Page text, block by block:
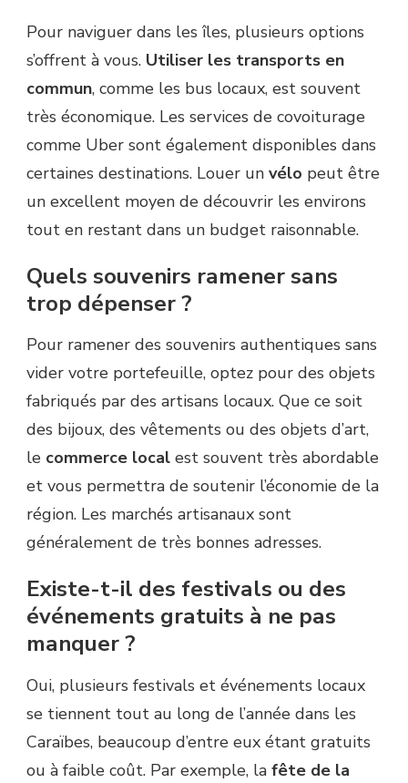
Pour naviguer dans les îles, plusieurs options
s’offrent à vous. Utiliser les transports en
commun, comme les bus locaux, est souvent
très économique. Les services de covoiturage
comme Uber sont également disponibles dans
certaines destinations. Louer un vélo peut être
un excellent moyen de découvrir les environs
tout en restant dans un budget raisonnable.
Quels souvenirs ramener sans
trop dépenser ?
Pour ramener des souvenirs authentiques sans
vider votre portefeuille, optez pour des objets
fabriqués par des artisans locaux. Que ce soit
des bijoux, des vêtements ou des objets d’art,
le commerce local est souvent très abordable
et vous permettra de soutenir l’économie de la
région. Les marchés artisanaux sont
généralement de très bonnes adresses.
Existe-t-il des festivals ou des
événements gratuits à ne pas
manquer ?
Oui, plusieurs festivals et événements locaux
se tiennent tout au long de l’année dans les
Caraïbes, beaucoup d’entre eux étant gratuits
ou à faible coût. Par exemple, la fête de la